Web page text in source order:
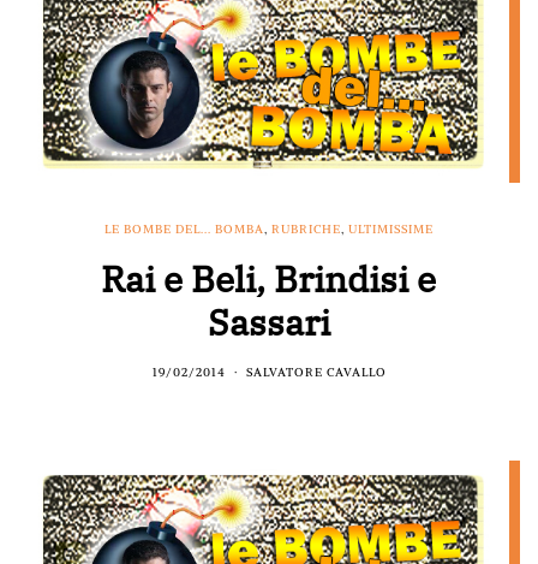
LE BOMBE DEL... BOMBA, RUBRICHE, ULTIMISSIME
Rai e Beli, Brindisi e
Sassari
19/02/2014 SALVATORE CAVALLO